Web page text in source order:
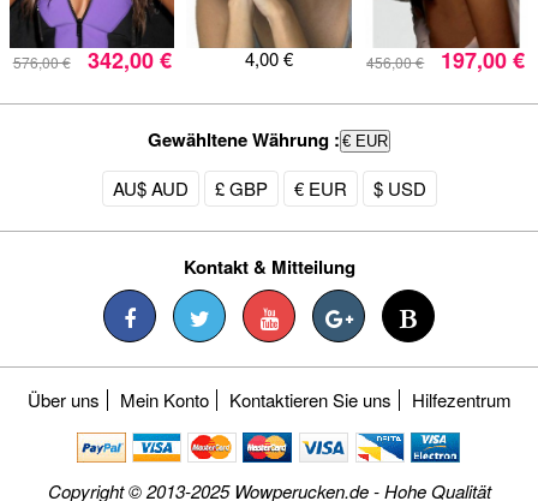
576,00 € 342,00 € 4,00 € 456,00 € 197,00 €
Gewähltene Währung : € EUR
AU$ AUD £ GBP € EUR $ USD
Kontakt & Mitteilung
Über uns Mein Konto Kontaktieren Sie uns Hilfezentrum
Copyright © 2013-2025 Wowperucken.de - Hohe Qualität